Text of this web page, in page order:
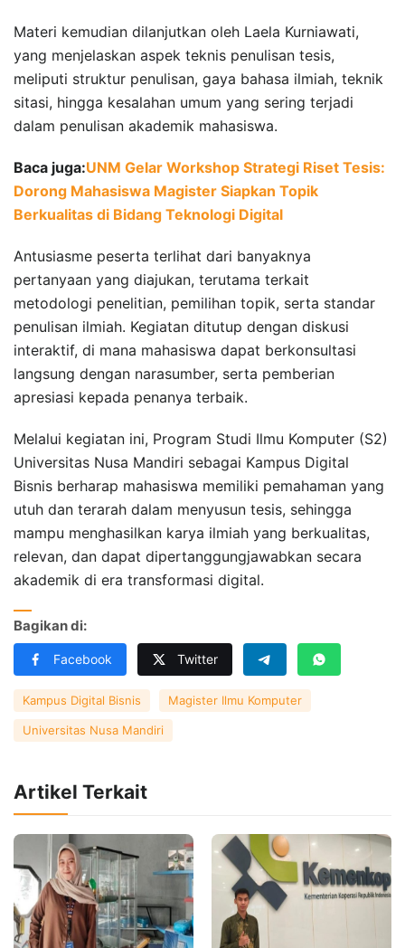
Materi kemudian dilanjutkan oleh Laela Kurniawati,
yang menjelaskan aspek teknis penulisan tesis,
meliputi struktur penulisan, gaya bahasa ilmiah, teknik
sitasi, hingga kesalahan umum yang sering terjadi
dalam penulisan akademik mahasiswa.
Baca juga:UNM Gelar Workshop Strategi Riset Tesis:
Dorong Mahasiswa Magister Siapkan Topik
Berkualitas di Bidang Teknologi Digital
Antusiasme peserta terlihat dari banyaknya
pertanyaan yang diajukan, terutama terkait
metodologi penelitian, pemilihan topik, serta standar
penulisan ilmiah. Kegiatan ditutup dengan diskusi
interaktif, di mana mahasiswa dapat berkonsultasi
langsung dengan narasumber, serta pemberian
apresiasi kepada penanya terbaik.
Melalui kegiatan ini, Program Studi Ilmu Komputer (S2)
Universitas Nusa Mandiri sebagai Kampus Digital
Bisnis berharap mahasiswa memiliki pemahaman yang
utuh dan terarah dalam menyusun tesis, sehingga
mampu menghasilkan karya ilmiah yang berkualitas,
relevan, dan dapat dipertanggungjawabkan secara
akademik di era transformasi digital.
Bagikan di:
Facebook Twitter
Kampus Digital Bisnis Magister Ilmu Komputer
Universitas Nusa Mandiri
Artikel Terkait